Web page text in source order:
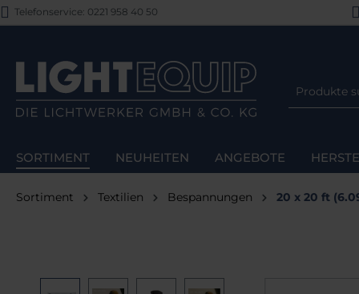
Hauptinhalt springen
Zur Suche springen
Zur Hauptnavigation springen
Telefonservice: 0221 958 40 50
SORTIMENT NEUHEITEN ANGEBOTE
Sortiment Textilien Bespannungen 20 x 20 ft
Bildergalerie überspringen